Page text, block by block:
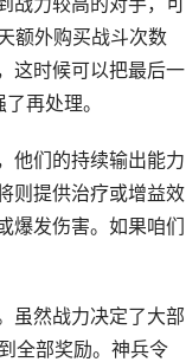
额外购买战斗次数
这时候可以把最后一
再处理。
他们的持续输出能力
则提供治疗或增益效
爆发伤害。如果咱们
虽然战力决定了大部
全部奖励。神兵令